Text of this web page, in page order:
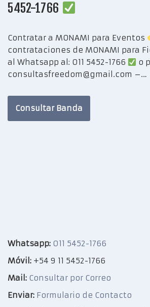
5452-1766
Contratar a MONAMI para Eventos
contrataciones de MONAMI para
al Whatsapp al: 011 5452-1766
o
consultasfreedom@gmail.com –…
Consultar Banda
Whatsapp: 011 5452-1766
Móvil: +54 9 11 5452-1766
Mail: Consultar por Correo
Enviar: Formulario de Contacto